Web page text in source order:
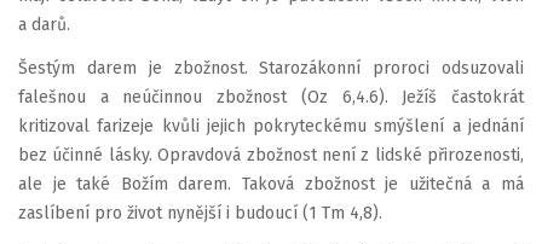
a darů.
Šestým darem je zbožnost. Starozákonní proroci odsuzovali
falešnou a neúčinnou zbožnost (Oz 6,4.6). Ježíš častokrát
kritizoval farizeje kvůli jejich pokryteckému smýšlení a jednání
bez účinné lásky. Opravdová zbožnost není z lidské přirozenosti,
ale je také Božím darem. Taková zbožnost je užitečná a má
zaslíbení pro život nynější i budoucí (1 Tm 4,8).